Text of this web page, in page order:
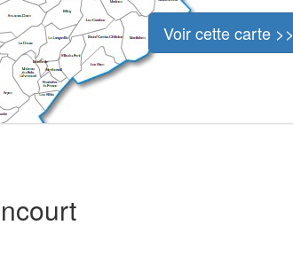
Voir cette carte >>